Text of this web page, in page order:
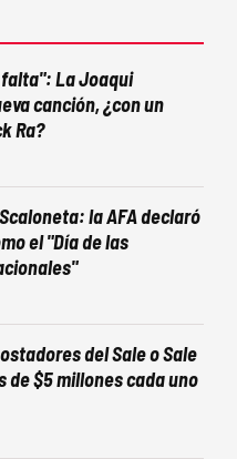
falta": La Joaqui
canción, ¿con un
Ra?
la AFA declaró
el "Día de las
del Sale o Sale
de $5 millones cada uno